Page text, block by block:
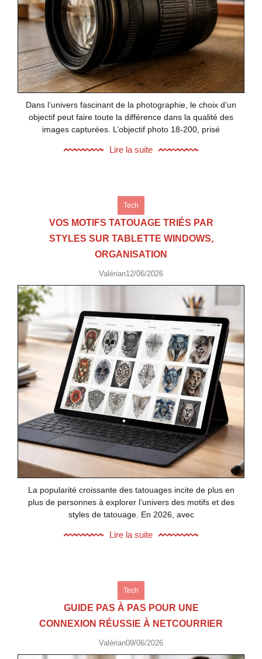
Dans l’univers fascinant de la photographie, le choix d’un
objectif peut faire toute la différence dans la qualité des
images capturées. L’objectif photo 18-200, prisé
Lire la suite
Tech
VOS MOTIFS TATOUAGE TRIÉS PAR
STYLES SUR TABLETTE WINDOWS,
ORGANISATION
Valérian12/06/2026
La popularité croissante des tatouages incite de plus en
plus de personnes à explorer l’univers des motifs et des
styles de tatouage. En 2026, avec
Lire la suite
Tech
GUIDE PAS À PAS POUR UNE
CONNEXION RÉUSSIE À NETCOURRIER
Valérian09/06/2026